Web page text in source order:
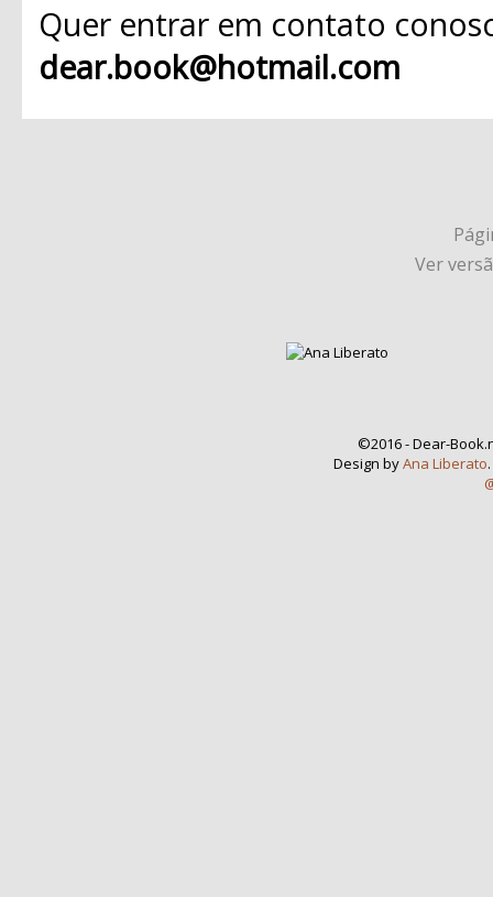
Quer entrar em contato
dear.book@hotmail.com
Ver
©2016 - Dear-
Design byAna Liberato